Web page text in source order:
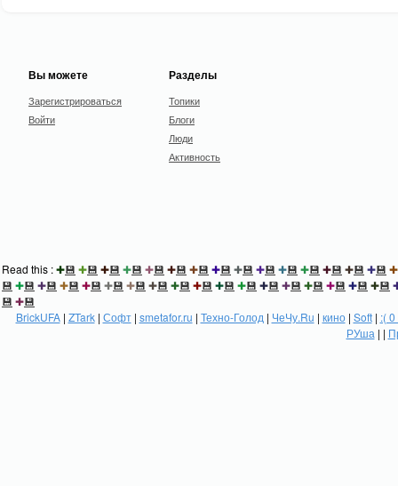
Вы можете
Зарегистрироваться
Войти
Разделы
Топики
Блоги
Люди
Активность
Read this :✚💾 ✚💾 ✚💾 ✚💾 ✚💾 ✚💾 ✚💾 ✚💾 ✚💾 ✚💾 ✚💾 ✚💾 ✚💾 ✚💾 ✚💾 ✚
💾 ✚💾 ✚💾 ✚💾 ✚💾 ✚💾 ✚💾 ✚💾 ✚💾 ✚💾 ✚💾 ✚💾 ✚💾 ✚💾 ✚💾 ✚💾 ✚💾 ✚💾
💾 ✚💾
BrickUFA| ZTark| Софт| smetafor.ru | Техно-Голод | ЧеЧу.Ru | кино| Soft| :(
РУша | |